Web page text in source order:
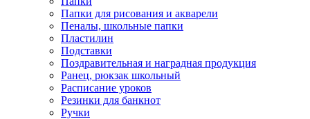
Папки для рисования и акварели
Пеналы, школьные папки
Пластилин
Подставки
Поздравительная и наградная продукция
Ранец, рюкзак школьный
Расписание уроков
Резинки для банкнот
Ручки